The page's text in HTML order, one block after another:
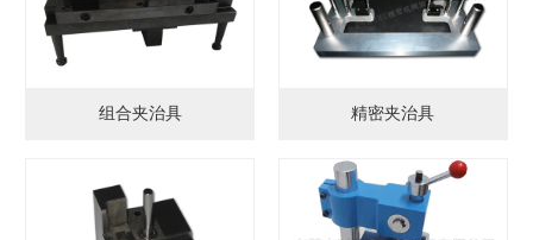
组合夹治具 精密夹治具